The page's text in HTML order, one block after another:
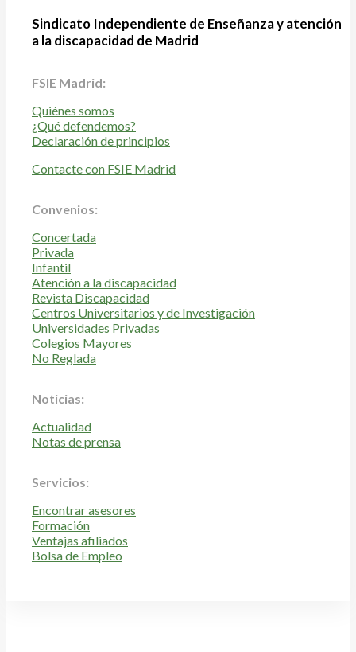
Sindicato Independiente de Enseñanza y atención
a la discapacidad de Madrid
FSIE Madrid:
Quiénes somos
¿Qué defendemos?
Declaración de principios
Contacte con FSIE Madrid
Convenios:
Concertada
Privada
Infantil
Atención a la discapacidad
Revista Discapacidad
Centros Universitarios y de Investigación
Universidades Privadas
Colegios Mayores
No Reglada
Noticias:
Actualidad
Notas de prensa
Servicios:
Encontrar asesores
Formación
Ventajas afiliados
Bolsa de Empleo